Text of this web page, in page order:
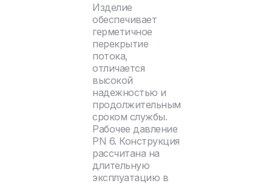
Изделие
обеспечивает
герметичное
перекрытие
потока,
отличается
высокой
надежностью и
продолжительным
сроком службы.
Рабочее давление
PN 6. Конструкция
рассчитана на
длительную
эксплуатацию в